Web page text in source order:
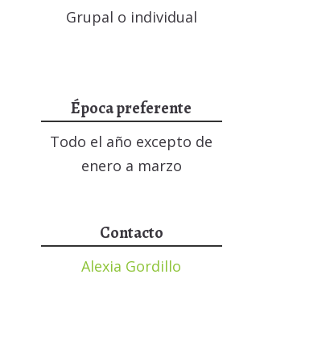
Grupal o individual
Época preferente
Todo el año excepto de
enero a marzo
Contacto
Alexia Gordillo